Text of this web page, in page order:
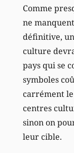
Comme
ne
définitive,
culture
pays qui se
symboles
carrément
centres
sinon on
leur cible.